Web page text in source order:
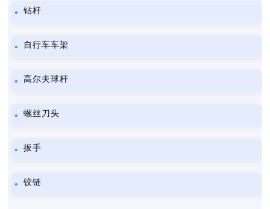
钻杆
自行车车架
高尔夫球杆
螺丝刀头
扳手
铰链